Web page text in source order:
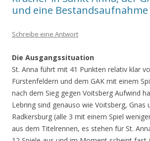
und eine Bestandsaufnahme
Schreibe eine Antwort
Die Ausgangssituation
St. Anna führt mit 41 Punkten relativ klar
Fürstenfeldern und dem GAK mit einem
nach dem Sieg gegen Voitsberg Aufwind
Lebring sind genauso wie Voitsberg, Gnas
Radkersburg (alle 3 mit einem Spiel
aus dem Titelrennen, es stehen für St.